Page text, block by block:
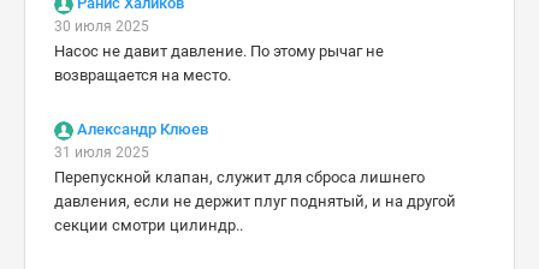
30 июля 2025
Насос не давит давление. По этому рычаг не
возвращается на место.
Александр Клюев
31 июля 2025
Перепускной клапан, служит для сброса лишнего
давления, если не держит плуг поднятый, и на другой
секции смотри цилиндр..